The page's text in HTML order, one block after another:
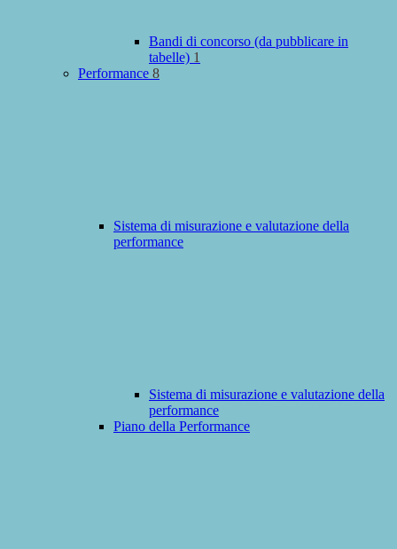
Bandi di concorso (da pubblicare in
tabelle) 1
Performance 8
Sistema di misurazione e valutazione della
performance
Sistema di misurazione e valutazione della
performance
Piano della Performance